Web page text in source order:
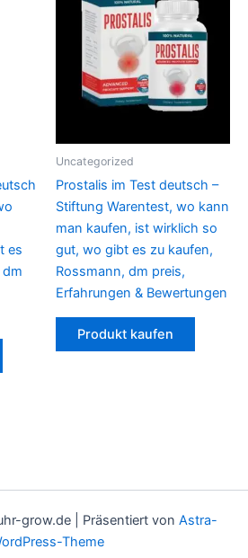
es
Uncategorized
Prostalis im Test deutsch –
Stiftung Warentest, wo kann
man kaufen, ist wirklich so
gut, wo gibt es zu kaufen,
Rossmann, dm preis,
Erfahrungen & Bewertungen
Produkt kaufen
grow.de | Präsentiert von Astra-
Theme